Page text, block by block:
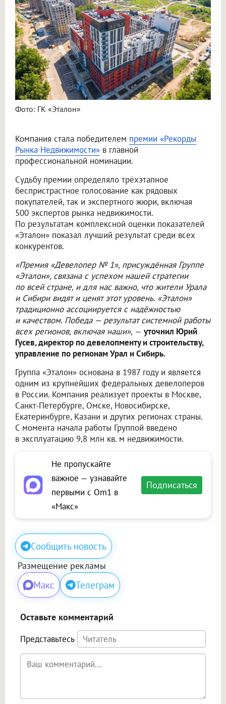
Фото: ГК «Эталон»
Компания стала победителем премии «Рекорды
Рынка Недвижимости» в главной
профессиональной номинации.
Судьбу премии определяло трёхэтапное
беспристрастное голосование как рядовых
покупателей, так и экспертного жюри, включая
500 экспертов рынка недвижимости.
По результатам комплексной оценки показателей
«Эталон» показал лучший результат среди всех
конкурентов.
«Премия «Девелопер № 1», присуждённая Группе
«Эталон», связана с успехом нашей стратегии
по всей стране, и для нас важно, что жители Урала
и Сибири видят и ценят этот уровень. «Эталон»
традиционно ассоциируется с надёжностью
и качеством. Победа — результат системной работы
всех регионов, включая наши», — уточнил Юрий
Гусев, директор по девелопменту и строительству,
управление по регионам Урал и Сибирь.
Группа «Эталон» основана в 1987 году и является
одним из крупнейших федеральных девелоперов
в России. Компания реализует проекты в Москве,
Санкт-Петербурге, Омске, Новосибирске,
Екатеринбурге, Казани и других регионах страны.
С момента начала работы Группой введено
в эксплуатацию 9,8 млн кв. м недвижимости.
Не пропускайте
важное — узнавайте
первыми с Om1 в
«Макс»
Подписаться
Сообщить новость
Размещение рекламы
Макс Телеграм
Оставьте комментарий
Представьтесь